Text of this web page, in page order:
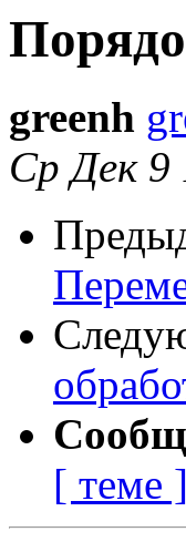
greenh
Ср Дек 9
[ теме ]